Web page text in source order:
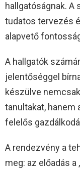
hallgatóságnak. A
tudatos tervezés
alapvető
A hallgatók
jelentőséggel
készülve
tanultakat, hanem
felelős
A rendezvény a
meg: az előadás